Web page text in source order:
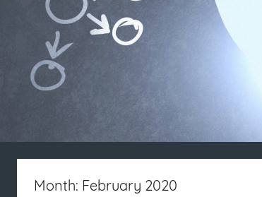
Month: February 2020